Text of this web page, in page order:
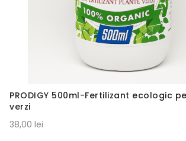
PRODIGY 500ml-Fertilizant ecologic
verzi
38,00 lei